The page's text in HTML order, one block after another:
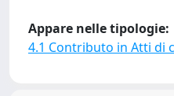
Appare nelle tipologie:
4.1 Contributo in Atti di